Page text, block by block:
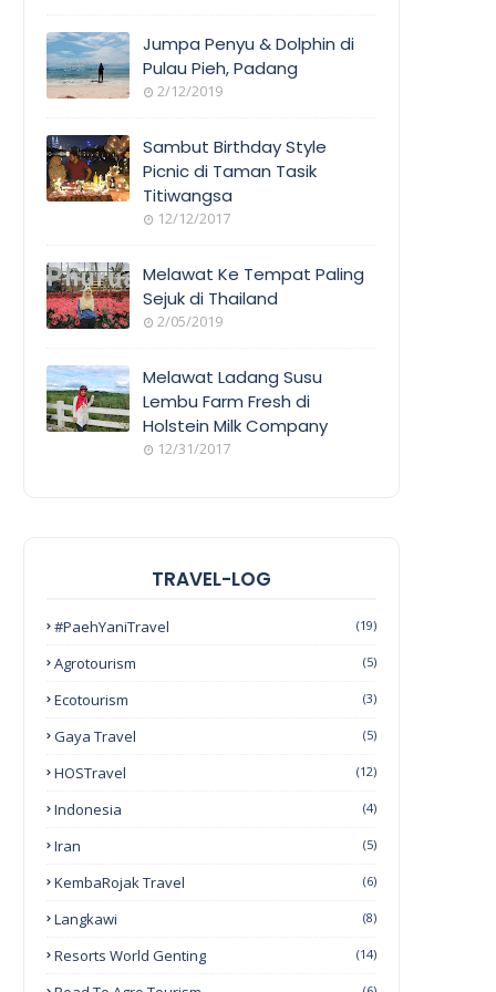
Jumpa Penyu & Dolphin di
Pulau Pieh, Padang
2/12/2019
Sambut Birthday Style
Picnic di Taman Tasik
Titiwangsa
12/12/2017
Melawat Ke Tempat Paling
Sejuk di Thailand
2/05/2019
Melawat Ladang Susu
Lembu Farm Fresh di
Holstein Milk Company
12/31/2017
TRAVEL-LOG
#PaehYaniTravel (19)
Agrotourism (5)
Ecotourism (3)
Gaya Travel (5)
HOSTravel (12)
Indonesia (4)
Iran (5)
KembaRojak Travel (6)
Langkawi (8)
Resorts World Genting (14)